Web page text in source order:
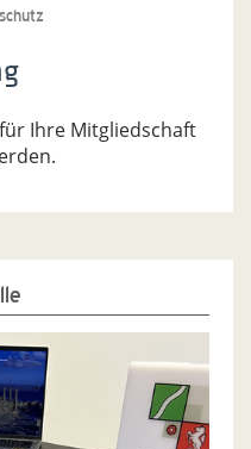
Ihre Mitgliedschaft